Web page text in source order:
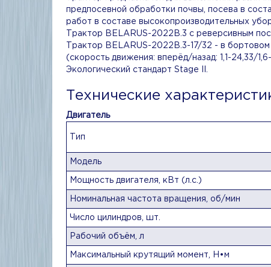
предпосевной обработки почвы, посева в
работ в составе высокопроизводительных
Трактор BELARUS-2022B.3 с реверсивным
Трактор BELARUS-2022B.3-17/32 - в
(скорость движения: вперёд/назад: 1,1-24,33/1,6-
Экологический стандарт Stage II.
Технические
Двигатель
Тип
Модель
Мощность двигателя, кВт (л.с.)
Номинальная частота вращения, об/мин
Число цилиндров, шт.
Рабочий объём, л
Максимальный крутящий момент, Н•м